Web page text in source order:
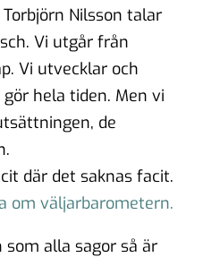
Nilsson talar
Vi utgår från
Vi utvecklar och
hela tiden. Men vi
de
där det saknas facit.
om väljarbarometern.
alla sagor så är